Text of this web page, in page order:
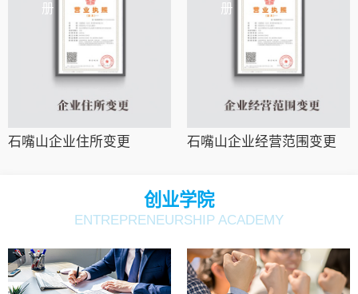
册
石嘴山企业住所变更
册
石嘴山企业经营范围变更
创业学院
ENTREPRENEURSHIP ACADEMY